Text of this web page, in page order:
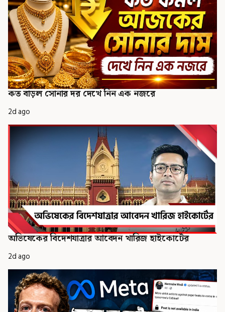
কত বাড়ল সোনার দর দেখে নিন এক নজরে
2d ago
অভিষেকের বিদেশযাত্রার আবেদন খারিজ হাইকোর্টের
2d ago